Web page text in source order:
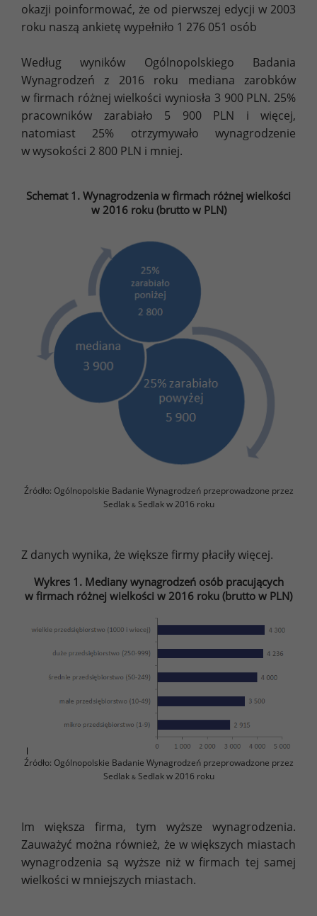
okazji poinformować, że od pierwszej edycji w 2003
roku naszą ankietę wypełniło 1 276 051 osób
Według wyników Ogólnopolskiego Badania
Wynagrodzeń z 2016 roku mediana zarobków
w firmach różnej wielkości wyniosła 3 900 PLN. 25%
pracowników zarabiało 5 900 PLN i więcej,
natomiast 25% otrzymywało wynagrodzenie
w wysokości 2 800 PLN i mniej.
Schemat 1. Wynagrodzenia w firmach różnej wielkości
w 2016 roku (brutto w PLN)
Źródło: Ogólnopolskie Badanie Wynagrodzeń przeprowadzone przez
Sedlak &Sedlak w 2016 roku
Z danych wynika, że większe firmy płaciły więcej.
Wykres 1. Mediany wynagrodzeń osób pracujących
w firmach różnej wielkości w 2016 roku (brutto w PLN)
Źródło: Ogólnopolskie Badanie Wynagrodzeń przeprowadzone przez
Sedlak &Sedlak w 2016 roku
Im większa firma, tym wyższe wynagrodzenia.
Zauważyć można również, że w większych miastach
wynagrodzenia są wyższe niż w firmach tej samej
wielkości w mniejszych miastach.